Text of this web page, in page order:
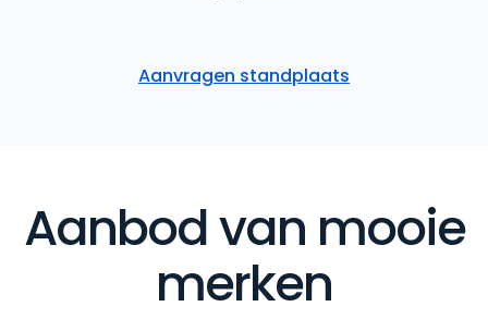
Aanvragen standplaats
Aanbod van mooie
merken